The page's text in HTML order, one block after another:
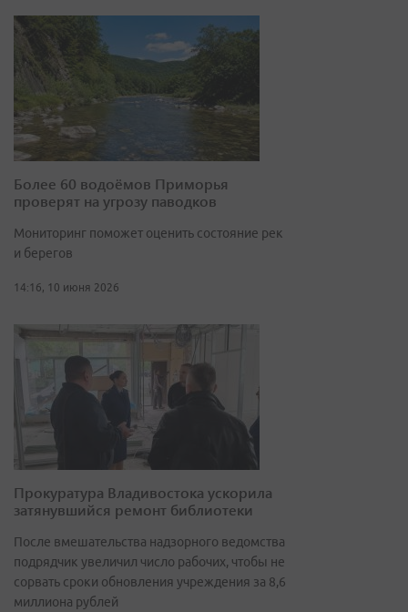
Более 60 водоёмов Приморья
проверят на угрозу паводков
Мониторинг поможет оценить состояние рек
и берегов
14:16, 10 июня 2026
Прокуратура Владивостока ускорила
затянувшийся ремонт библиотеки
После вмешательства надзорного ведомства
подрядчик увеличил число рабочих, чтобы не
сорвать сроки обновления учреждения за 8,6
миллиона рублей